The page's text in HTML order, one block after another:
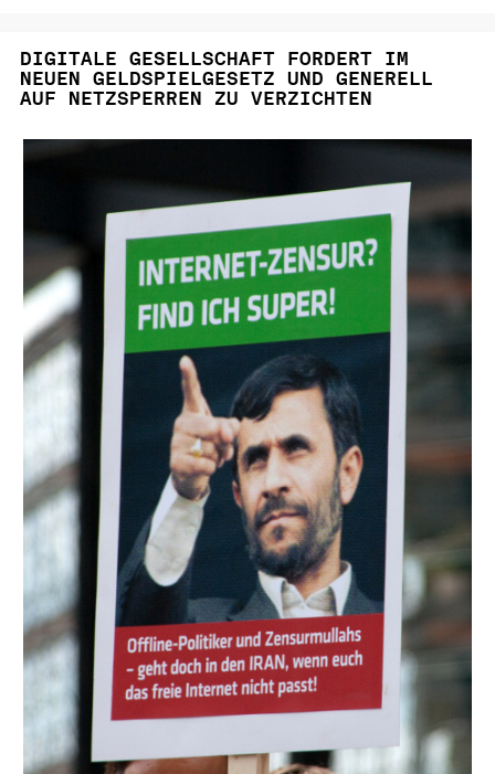
DIGITALE GESELLSCHAFT FORDERT IM
NEUEN GELDSPIELGESETZ UND GENERELL
AUF NETZSPERREN ZU VERZICHTEN